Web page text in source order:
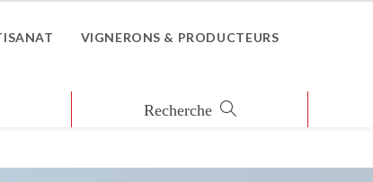
VIGNERONS & PRODUCTEURS